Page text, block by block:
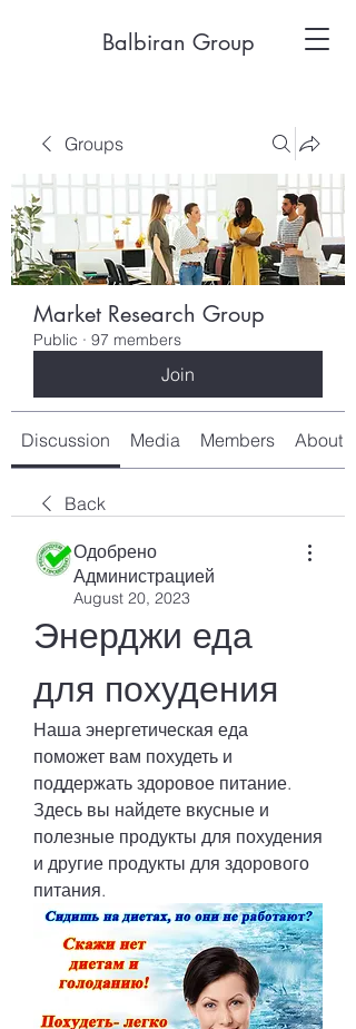
Balbiran Group
Groups
Market Research Group
Public · 97 members
Join
Discussion Media Members About
Back
Одобрено
Администрацией
August 20, 2023
Энерджи еда
для похудения
Наша энергетическая еда
поможет вам похудеть и
поддержать здоровое питание.
Здесь вы найдете вкусные и
полезные продукты для похудения
и другие продукты для здорового
питания.